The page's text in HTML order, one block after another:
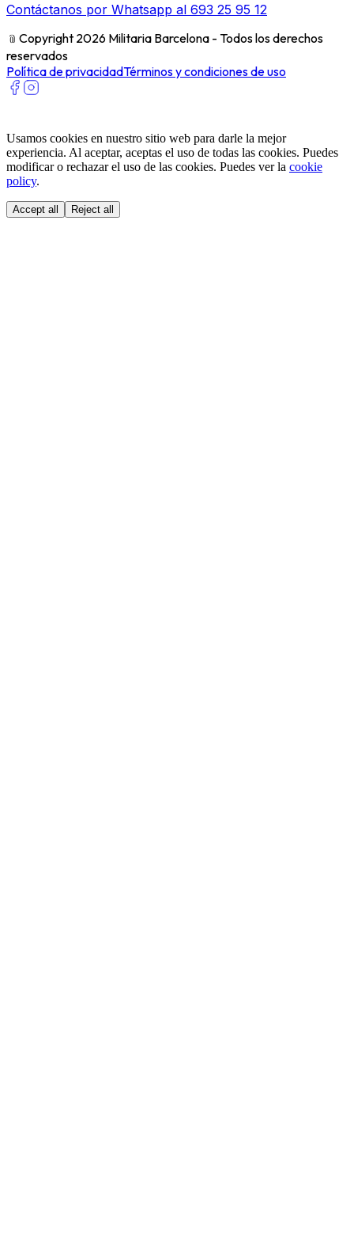
Contáctanos por Whatsapp al 693 25 95 12
﹫ Copyright 2026 Militaria Barcelona - Todos los derechos
reservados
Política de privacidadTérminos y condiciones de uso
Usamos cookies en nuestro sitio web para darle la mejor
experiencia. Al aceptar, aceptas el uso de todas las cookies. Puedes
modificar o rechazar el uso de las cookies. Puedes ver la cookie
policy.
Accept all Reject all